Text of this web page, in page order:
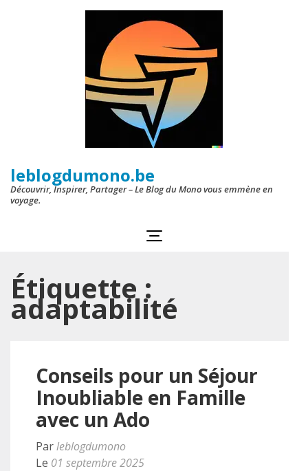
leblogdumono.be
Découvrir, Inspirer, Partager – Le Blog du Mono vous emmène en
voyage.
Étiquette :
adaptabilité
Conseils pour un Séjour
Inoubliable en Famille
avec un Ado
Parleblogdumono
Le 01 septembre 2025